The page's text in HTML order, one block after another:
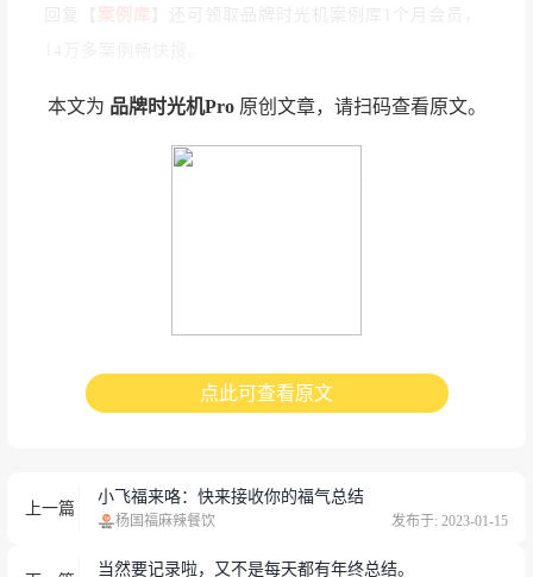
案例库
「 点击移出图片 +展开」2021年度故事，然后「点击
切换图片查看」努力奋斗的平凡人的故事，和大家
本文为 品牌时光机Pro 原创文章，请扫码查看原文。
点此可查看原文
上一篇
小飞福来咯：快来接收你的福气总结
杨国福麻辣餐饮 发布于: 2023-01-15
当然要记录啦，又不是每天都有年终总结。